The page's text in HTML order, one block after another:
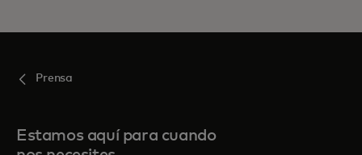
Prensa
Estamos aquí para cuando